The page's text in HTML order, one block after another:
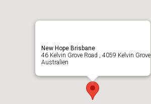
New Hope Brisbane
46 Kelvin Grove Road , 4059 Kelvin Grove
Australien